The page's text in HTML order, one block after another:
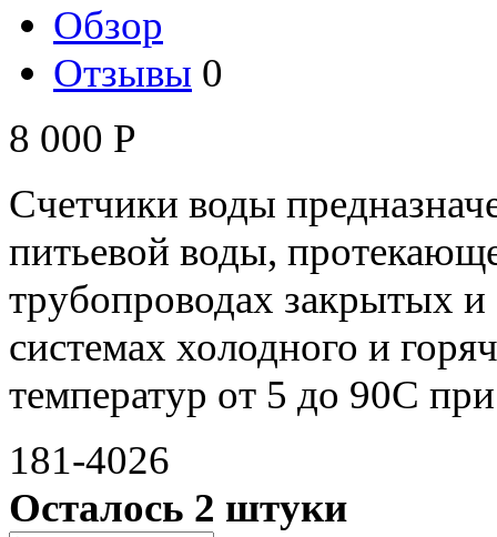
Обзор
Отзывы 0
8 000 Р
Счетчики воды
питьевой воды,
трубопроводах закрытых
системах холодного и
температур от 5 до 90С
181-4026
Осталось 2 штуки